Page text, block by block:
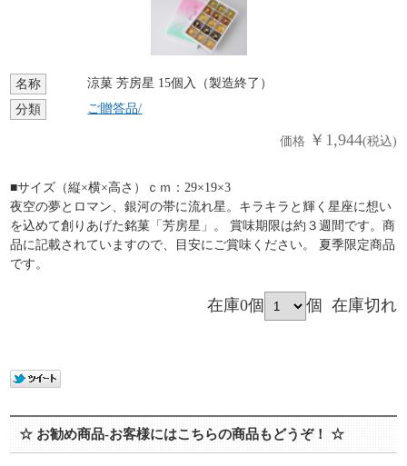
名称
涼菓 芳房星 15個入（製造終了）
分類
ご贈答品/
価格 ￥1,944(税込)
■サイズ（縦×横×高さ）ｃｍ：29×19×3
夜空の夢とロマン、銀河の帯に流れ星。キラキラと輝く星座に想い
を込めて創りあげた銘菓「芳房星」。 賞味期限は約３週間です。商
品に記載されていますので、目安にご賞味ください。 夏季限定商品
です。
在庫0個 個 在庫切れ
☆ お勧め商品-お客様にはこちらの商品もどうぞ！ ☆